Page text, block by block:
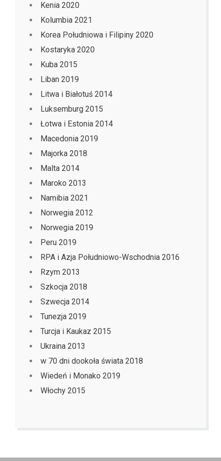
Kenia 2020
Kolumbia 2021
Korea Południowa i Filipiny 2020
Kostaryka 2020
Kuba 2015
Liban 2019
Litwa i Białotuś 2014
Luksemburg 2015
Łotwa i Estonia 2014
Macedonia 2019
Majorka 2018
Malta 2014
Maroko 2013
Namibia 2021
Norwegia 2012
Norwegia 2019
Peru 2019
RPA i Azja Południowo-Wschodnia 2016
Rzym 2013
Szkocja 2018
Szwecja 2014
Tunezja 2019
Turcja i Kaukaz 2015
Ukraina 2013
w 70 dni dookoła świata 2018
Wiedeń i Monako 2019
Włochy 2015